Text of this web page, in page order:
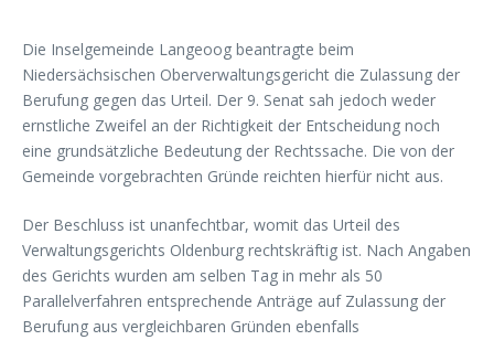
Die Inselgemeinde Langeoog beantragte beim
Niedersächsischen Oberverwaltungsgericht die Zulassung der
Berufung gegen das Urteil. Der 9. Senat sah jedoch weder
ernstliche Zweifel an der Richtigkeit der Entscheidung noch
eine grundsätzliche Bedeutung der Rechtssache. Die von der
Gemeinde vorgebrachten Gründe reichten hierfür nicht aus.
Der Beschluss ist unanfechtbar, womit das Urteil des
Verwaltungsgerichts Oldenburg rechtskräftig ist. Nach Angaben
des Gerichts wurden am selben Tag in mehr als 50
Parallelverfahren entsprechende Anträge auf Zulassung der
Berufung aus vergleichbaren Gründen ebenfalls